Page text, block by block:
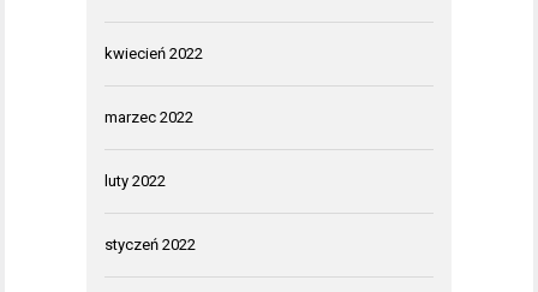
kwiecień 2022
marzec 2022
luty 2022
styczeń 2022